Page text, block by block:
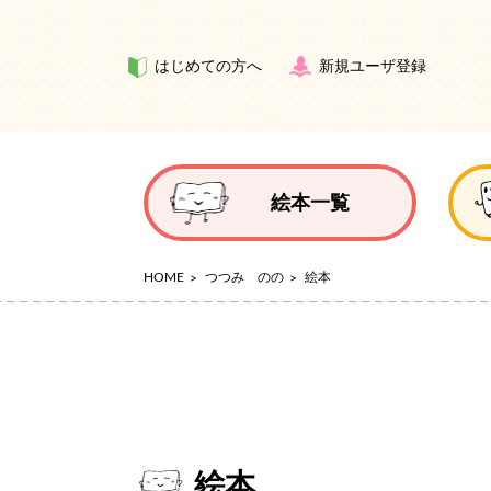
はじめての方へ 新規ユーザ登録
絵本一覧
HOME つつみ のの 絵本